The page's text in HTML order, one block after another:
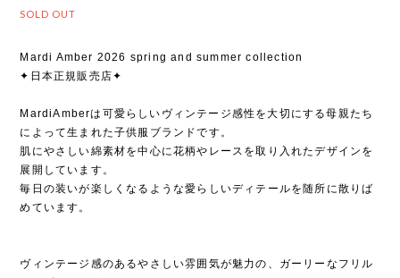
SOLD OUT
Mardi Amber 2026 spring and summer collection
✦日本正規販売店✦
MardiAmberは可愛らしいヴィンテージ感性を大切にする母親たち
によって生まれた子供服ブランドです。
肌にやさしい綿素材を中心に花柄やレースを取り入れたデザインを
展開しています。
毎日の装いが楽しくなるような愛らしいディテールを随所に散りば
めています。
ヴィンテージ感のあるやさしい雰囲気が魅力の、ガーリーなフリル